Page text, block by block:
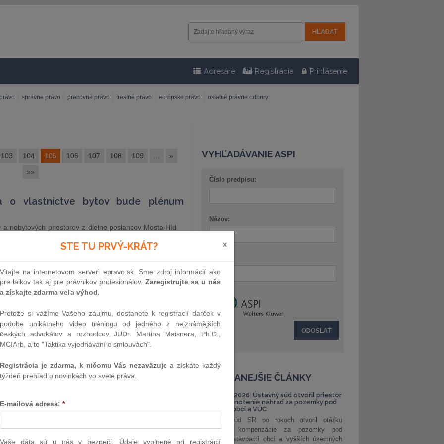
Adresáre Registrácia Prihlásenie
správne právo pracovné právo trestné právo európske právo ostatné právne odbory
103 104 105 106 107 108 109 »
»»
o vlastníctve bytov bude plénum
nebytových priestorov z dielne poslancov Mosta-Híd
hlasovať Národná rada (NR) SR až na nasledujúcej
tohto roku. Zhodli sa na tom v pondelok
27.6.2018
operácií, ktoré sa denne uzatvárajú na Slovenskom
na Slovensku nemáme komplexnú právnu
zmluvného typu, čo v praxi môže spôsobovať
ochranou spotrebiteľa alebo s daňovým hľadiskom…
Hegedüš & Partners)
akreditačná agentúra pre vysoké školstvo. S
kvality vysokoškolského vzdelávania z dielne
VYHĽADÁVANIE ASPI
Číslo predpisu:
Názov:
NAJČÍTANEJŠIE ČLÁNKY
PLz. ÚS 1/2026: Ústavný súd otvoril priestor
na prehodnotenie náhrad za pozemky pod
stavbami obcí a VÚC
Ústavný súd SR po rokoch otvoril otázku
primeranej kompenzácie za pozemky pod
verejnými stavbami obcí a vyšších územných
STE TU PRVÝ-KRÁT? x
Vitajte na internetovom serveri epravo.sk. Sme zdroj informácií ako
pre laikov tak aj pre právnikov profesionálov. Zaregistrujte sa u nás
a získajte zdarma veľa výhod.
Pretože si vážíme Vašeho záujmu, dostanete k registracií darček v
podobe unikátneho video tréningu od jedného z nejznámějších
českých advokátov a rozhodcov JUDr. Martina Maisnera, Ph.D.,
MCIArb, a to "Taktika vyjednávání o smlouvách".
Registrácia je zdarma, k ničomu Vás nezaväzuje a získáte každý
týždeň prehľad o novinkách vo svete práva.
E-mailová adresa: *
Vaše dáta sú u nás v bezpečí. Údaje vyplnené pri registrácií